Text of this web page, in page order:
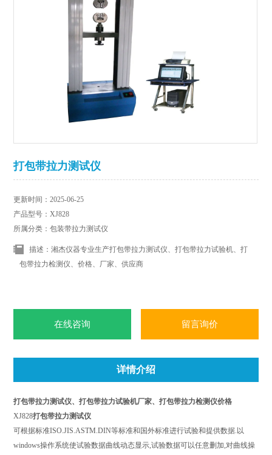
打包带拉力测试仪
更新时间：2025-06-25
产品型号：XJ828
所属分类：包装带拉力测试仪
描述：湘杰仪器专业生产打包带拉力测试仪、打包带拉力试验机、打
包带拉力检测仪、价格、厂家、供应商
在线咨询 留言询价
详情介绍
打包带拉力测试仪、打包带拉力试验机厂家、打包带拉力检测仪价格
XJ828打包带拉力测试仪
可根据标准ISO.JIS.ASTM.DIN等标准和国外标准进行试验和提供数据.以
windows操作系统使试验数据曲线动态显示,试验数据可以任意删加,对曲线操